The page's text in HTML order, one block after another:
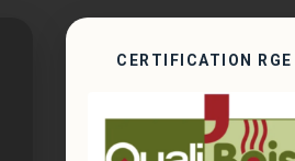
CERTIFICATION RGE